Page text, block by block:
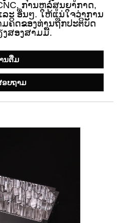
ການຫລໍ່ສູນຍາກາດ,
ະ ອື່ນໆ. ໃຫ້ແນ່ໃຈວ່າການ
ຄິດຂອງທ່ານຖືກປະຕິບັດ
ງສອງສາມມື້.
ນ​ຕື່ມ
ອບຖາມ